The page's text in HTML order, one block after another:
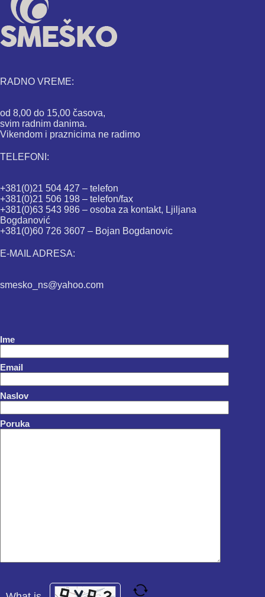
RADNO VREME:
od 8,00 do 15,00 časova,
svim radnim danima.
Vikendom i praznicima ne radimo
TELEFONI:
+381(0)21 504 427 – telefon
+381(0)21 506 198 – telefon/fax
+381(0)63 543 986 – osoba za kontakt, Ljiljana
Bogdanović
+381(0)60 726 3607 – Bojan Bogdanovic
E-MAIL ADRESA:
smesko_ns@yahoo.com
Ime
Email
Naslov
Poruka